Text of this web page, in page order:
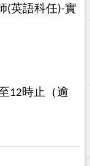
(英語科任)-實
12時止（逾